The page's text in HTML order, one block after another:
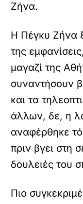
Ζήνα.
Η Πέγκυ Ζήνα
της
μαγαζί της
συναντήσουν
και τα
άλλων, δε, η
αναφέρθηκε
πριν βγει στη
δουλειές του
Πιο